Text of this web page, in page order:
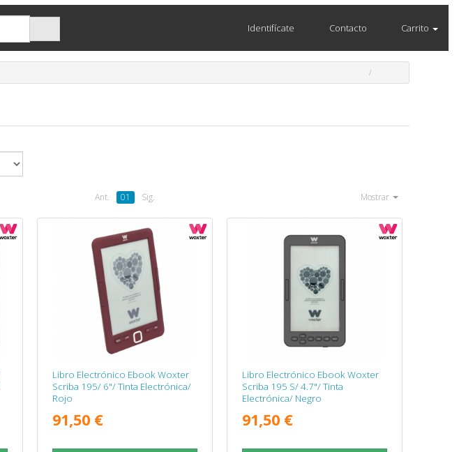
Identifícate Contacto Carrito
Ant. 01 Sig. Mostrar
Libro Electrónico Ebook Woxter
Scriba 195/ 6"/ Tinta Electrónica/
Rojo
91,50 €
Libro Electrónico Ebook Woxter
Scriba 195 S/ 4.7"/ Tinta
Electrónica/ Negro
91,50 €